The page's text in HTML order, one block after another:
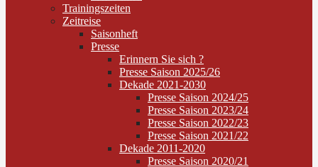
Trainingszeiten
Zeitreise
Saisonheft
Presse
Erinnern Sie sich ?
Presse Saison 2025/26
Dekade 2021-2030
Presse Saison 2024/25
Presse Saison 2023/24
Presse Saison 2022/23
Presse Saison 2021/22
Dekade 2011-2020
Presse Saison 2020/21